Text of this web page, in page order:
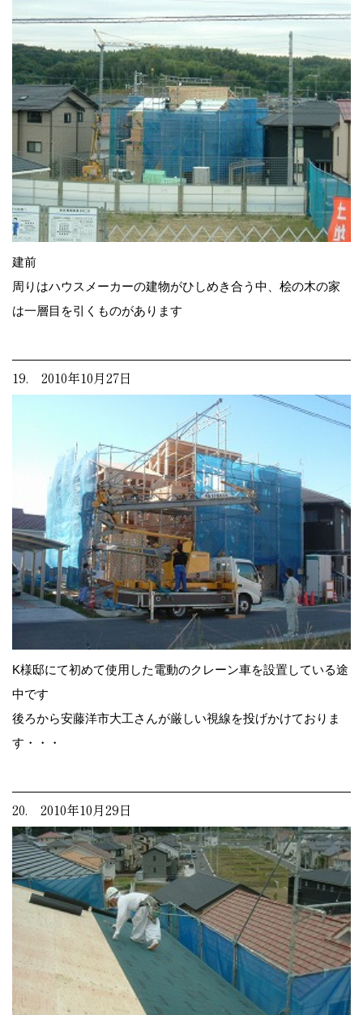
建前
周りはハウスメーカーの建物がひしめき合う中、桧の木の家
は一層目を引くものがあります
19. 2010年10月27日
K様邸にて初めて使用した電動のクレーン車を設置している途
中です
後ろから安藤洋市大工さんが厳しい視線を投げかけておりま
す・・・
20. 2010年10月29日